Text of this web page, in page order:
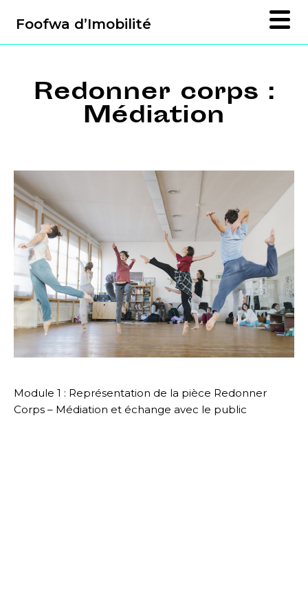
Foofwa d’Imobilité
Redonner corps :
Médiation
Module 1 : Représentation de la pièce Redonner
Corps – Médiation et échange avec le public